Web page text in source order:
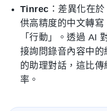
Tinrec ：差異化在
供高精度的中文轉
「行動」。透過 AI
接詢問錄音內容中
的助理對話，這比
率。